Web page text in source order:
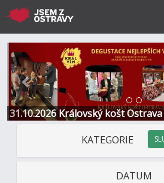
31.10.2026 Královský košt Ostrava
Restaurace a Hotel
Předchozí
KATEGORIE
DATUM